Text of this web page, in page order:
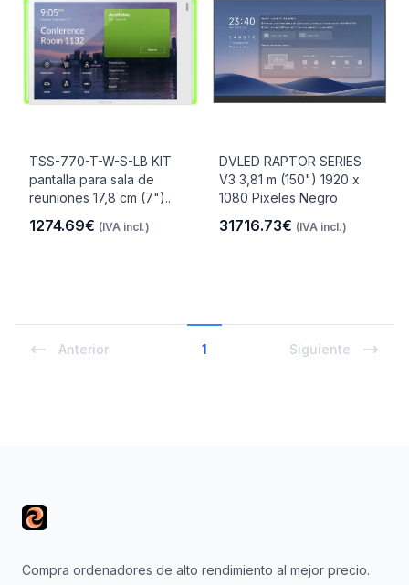
TSS-770-T-W-S-LB KIT
pantalla para sala de
reuniones 17,8 cm (7")..
1274.69€ (IVA incl.)
DVLED RAPTOR SERIES
V3 3,81 m (150") 1920 x
1080 Pixeles Negro
31716.73€ (IVA incl.)
Anterior 1 Siguiente
Compra ordenadores de alto rendimiento al mejor precio.